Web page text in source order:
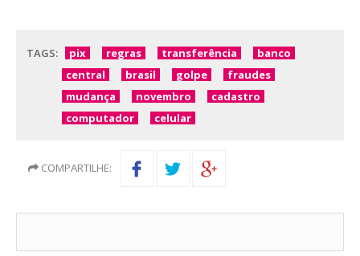
TAGS: pix regras transferência
banco
central
brasil golpe
fraudes
mudança
novembro
cadastro
computador
celular
COMPARTILHE: